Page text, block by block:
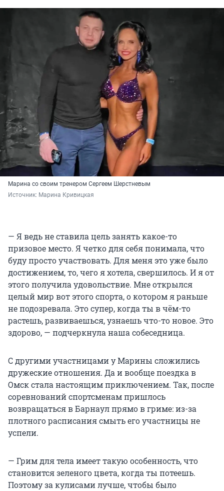
Марина со своим тренером Сергеем Шерстневым
Источник: Марина Кривицкая
— Я ведь не ставила цель занять какое-то
призовое место. Я четко для себя понимала, что
буду просто участвовать. Для меня это уже было
достижением, то, чего я хотела, свершилось. И я от
этого получила удовольствие. Мне открылся
целый мир вот этого спорта, о котором я раньше
не подозревала. Это супер, когда ты в чём-то
растешь, развиваешься, узнаешь что-то новое. Это
здорово, — подчеркнула наша собеседница.
С другими участницами у Марины сложились
дружеские отношения. Да и вообще поездка в
Омск стала настоящим приключением. Так, после
соревнований спортсменам пришлось
возвращаться в Барнаул прямо в гриме: из-за
плотного расписания смыть его участницы не
успели.
— Грим для тела имеет такую особенность, что
становится зеленого цвета, когда ты потеешь.
Поэтому за кулисами лучше, чтобы было